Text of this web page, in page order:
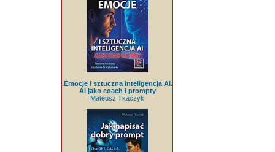
.Emocje i sztuczna inteligencja AI.
AI jako coach i prompty
Mateusz Tkaczyk